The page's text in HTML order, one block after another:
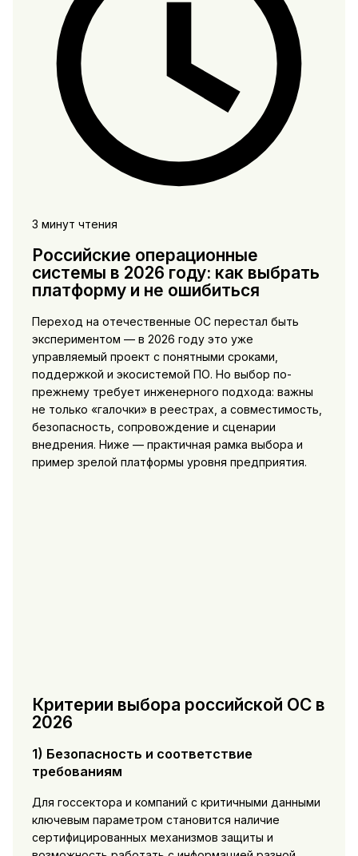
3 минут чтения
Российские операционные
системы в 2026 году: как выбрать
платформу и не ошибиться
Переход на отечественные ОС перестал быть
экспериментом — в 2026 году это уже
управляемый проект с понятными сроками,
поддержкой и экосистемой ПО. Но выбор по-
прежнему требует инженерного подхода: важны
не только «галочки» в реестрах, а совместимость,
безопасность, сопровождение и сценарии
внедрения. Ниже — практичная рамка выбора и
пример зрелой платформы уровня предприятия.
Критерии выбора российской ОС в
2026
1) Безопасность и соответствие
требованиям
Для госсектора и компаний с критичными данными
ключевым параметром становится наличие
сертифицированных механизмов защиты и